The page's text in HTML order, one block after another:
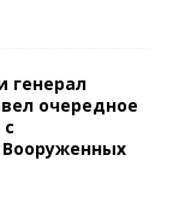
генерал
очередное